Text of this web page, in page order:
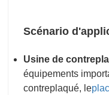
Scénario
Usine de
équipements
contreplaqué, le